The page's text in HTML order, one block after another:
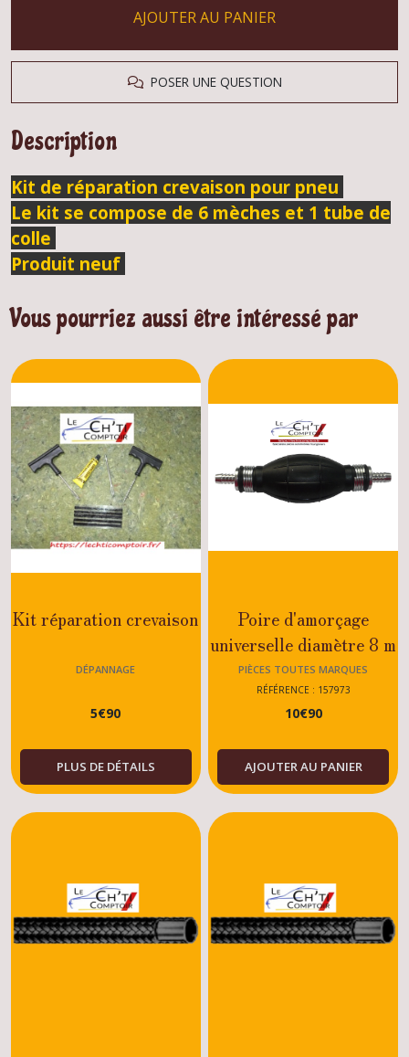
AJOUTER AU PANIER
POSER UNE QUESTION
Description
Kit de réparation crevaison pour pneu
Le kit se compose de 6 mèches et 1 tube de
colle
Produit neuf
Vous pourriez aussi être intéressé par
Kit réparation crevaison
DÉPANNAGE
5€90
PLUS DE DÉTAILS
Poire d'amorçage
universelle diamètre 8 m
PSA
PIÈCES TOUTES MARQUES
RÉFÉRENCE : 157973
10€90
AJOUTER AU PANIER